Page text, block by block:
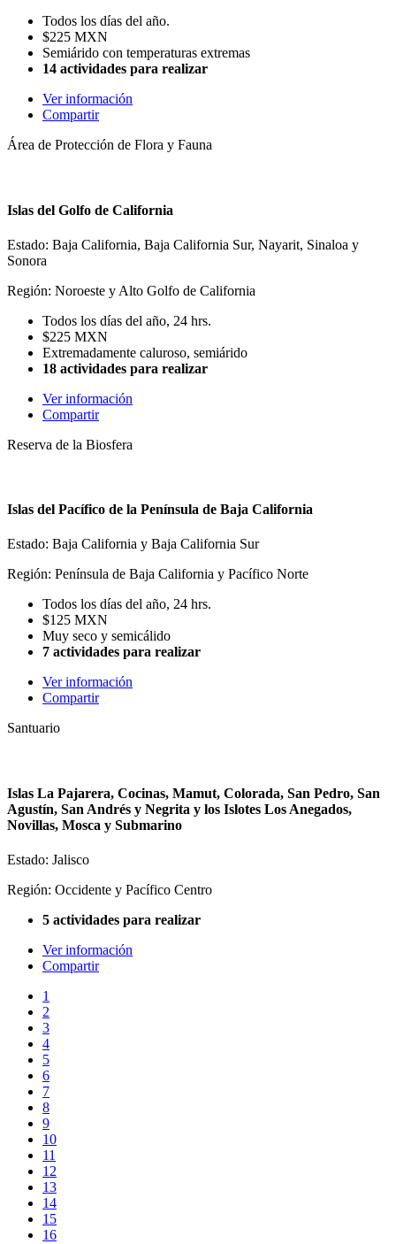
Todos los días del año.
$225 MXN
Semiárido con temperaturas extremas
14 actividades para realizar
Ver información
Compartir
Área de Protección de Flora y Fauna
Islas del Golfo de California
Estado: Baja California, Baja California Sur, Nayarit, Sinaloa y
Sonora
Región: Noroeste y Alto Golfo de California
Todos los días del año, 24 hrs.
$225 MXN
Extremadamente caluroso, semiárido
18 actividades para realizar
Ver información
Compartir
Reserva de la Biosfera
Islas del Pacífico de la Península de Baja California
Estado: Baja California y Baja California Sur
Región: Península de Baja California y Pacífico Norte
Todos los días del año, 24 hrs.
$125 MXN
Muy seco y semicálido
7 actividades para realizar
Ver información
Compartir
Santuario
Islas La Pajarera, Cocinas, Mamut, Colorada, San Pedro, San
Agustín, San Andrés y Negrita y los Islotes Los Anegados,
Novillas, Mosca y Submarino
Estado: Jalisco
Región: Occidente y Pacífico Centro
5 actividades para realizar
Ver información
Compartir
1
2
3
4
5
6
7
8
9
10
11
12
13
14
15
16